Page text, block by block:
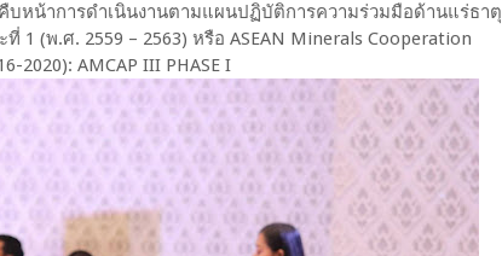
บหน้าการดำเนินงานตามแผนปฏิบัติการความร่วมมือด้านแร่ธาตุ
1 (พ.ศ. 2559 – 2563) หรือ ASEAN Minerals Cooperation
2020): AMCAP III PHASE I